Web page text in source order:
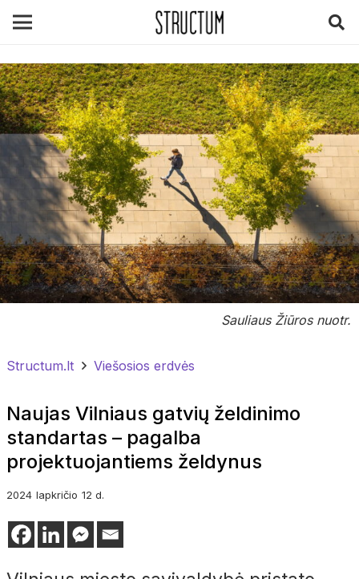
Sauliaus Žiūros nuotr.
Structum.lt Viešosios erdvės
Naujas Vilniaus gatvių želdinimo
standartas – pagalba
projektuojantiems želdynus
2024 lapkričio 12 d.